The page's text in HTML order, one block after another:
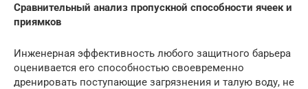
Сравнительный анализ пропускной способности ячеек и
приямков
Инженерная эффективность любого защитного барьера
оценивается его способностью своевременно
дренировать поступающие загрязнения и талую воду, не